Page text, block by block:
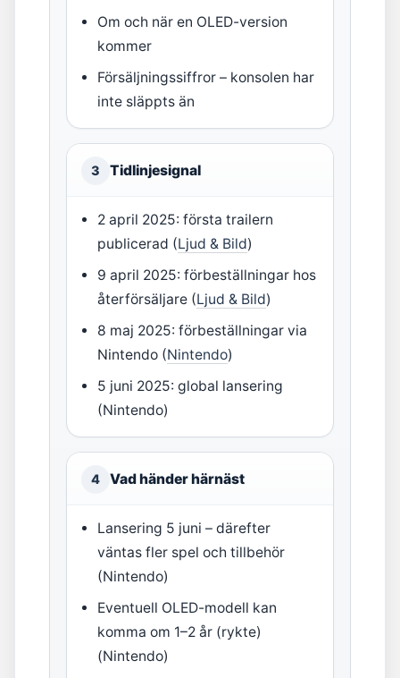
Om och när en OLED-version
kommer
Försäljningssiffror – konsolen har
inte släppts än
3 Tidlinjesignal
2 april 2025: första trailern
publicerad (Ljud & Bild)
9 april 2025: förbeställningar hos
återförsäljare (Ljud & Bild)
8 maj 2025: förbeställningar via
Nintendo (Nintendo)
5 juni 2025: global lansering
(Nintendo)
4 Vad händer härnäst
Lansering 5 juni – därefter
väntas fler spel och tillbehör
(Nintendo)
Eventuell OLED-modell kan
komma om 1–2 år (rykte)
(Nintendo)